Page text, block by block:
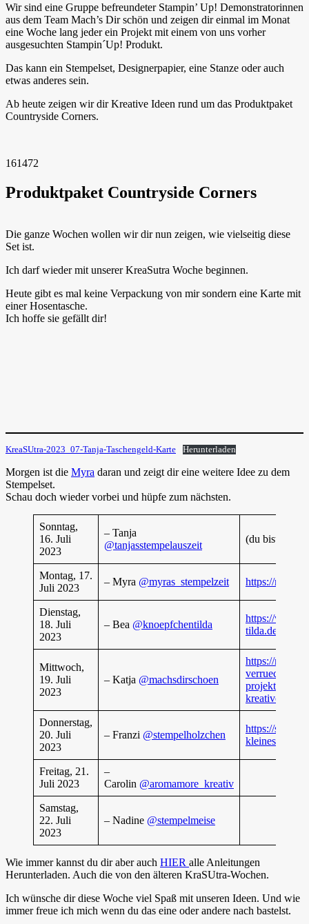
Wir sind eine Gruppe befreundeter Stampin’ Up! Demonstratorinnen
aus dem Team Mach’s Dir schön und zeigen dir einmal im Monat
eine Woche lang jeder ein Projekt mit einem von uns vorher
ausgesuchten Stampin´Up! Produkt.
Das kann ein Stempelset, Designerpapier, eine Stanze oder auch
etwas anderes sein.
Ab heute zeigen wir dir Kreative Ideen rund um das Produktpaket
Countryside Corners.
161472
Produktpaket Countryside Corners
Die ganze Wochen wollen wir dir nun zeigen, wie vielseitig diese
Set ist.
Ich darf wieder mit unserer KreaSutra Woche beginnen.
Heute gibt es mal keine Verpackung von mir sondern eine Karte mit
einer Hosentasche.
Ich hoffe sie gefällt dir!
KreaSUtra-2023_07-Tanja-Taschengeld-Karte Herunterladen
Morgen ist die Myra daran und zeigt dir eine weitere Idee zu dem
Stempelset.
Schau doch wieder vorbei und hüpfe zum nächsten.
Sonntag,
16. Juli
2023
– Tanja
@tanjasstempelauszeit
(du bist
Montag, 17.
Juli 2023
– Myra @myras_stempelzeit https://myras-
Dienstag,
18. Juli
2023
– Bea @knoepfchentilda
https://
tilda.de/post/
Mittwoch,
19. Juli
2023
– Katja @machsdirschoen
https://
verrueckt-
projekte-mit-
kreativen-
Donnerstag,
20. Juli
2023
– Franzi @stempelholzchen
https://
kleines-
Freitag, 21.
Juli 2023
–
Carolin @aromamore_kreativ
Samstag,
22. Juli
2023
– Nadine @stempelmeise
Wie immer kannst du dir aber auch HIER alle Anleitungen
Herunterladen. Auch die von den älteren KraSUtra-Wochen.
Ich wünsche dir diese Woche viel Spaß mit unseren Ideen. Und wie
immer freue ich mich wenn du das eine oder andere nach bastelst.